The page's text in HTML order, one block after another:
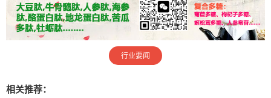
行业要闻
相关推荐：